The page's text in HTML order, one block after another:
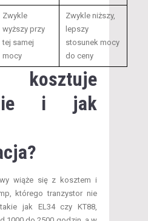
Zwykle
wyższy przy
tej samej
mocy
Zwykle niższy,
lepszy
stosunek mocy
do ceny
i jak
wiąże się z kosztem i
którego tranzystor nie
jak EL34 czy KT88,